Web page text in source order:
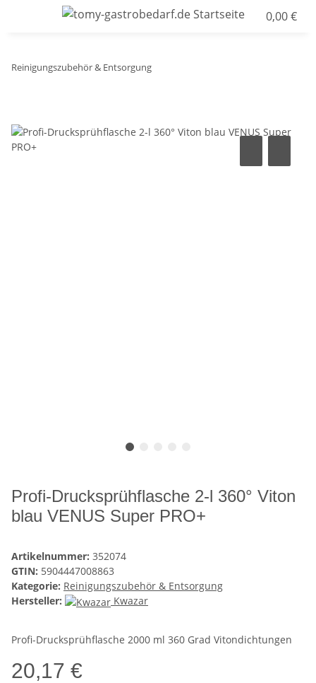
0,00 €
Reinigungszubehör & Entsorgung
Profi-Drucksprühflasche 2-l 360° Viton
blau VENUS Super PRO+
Artikelnummer: 352074
GTIN: 5904447008863
Kategorie: Reinigungszubehör & Entsorgung
Hersteller:
Kwazar
Profi-Drucksprühflasche 2000 ml 360 Grad Vitondichtungen
20,17 €